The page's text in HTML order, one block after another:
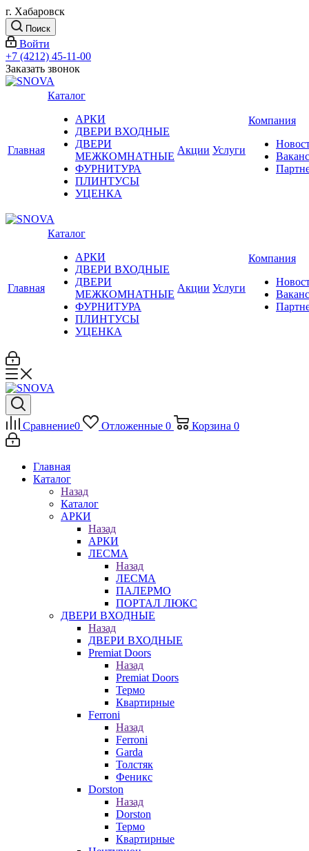
г. Хабаровск
Поиск
Войти
+7 (4212) 45-11-00
Заказать звонок
Главная
Каталог
АРКИ
ДВЕРИ ВХОДНЫЕ
ДВЕРИ
МЕЖКОМНАТНЫЕ
ФУРНИТУРА
ПЛИНТУСЫ
УЦЕНКА
Акции Услуги
Компания
Главная
Каталог
АРКИ
ДВЕРИ ВХОДНЫЕ
ДВЕРИ
МЕЖКОМНАТНЫЕ
ФУРНИТУРА
ПЛИНТУСЫ
УЦЕНКА
Акции Услуги
Компания
Сравнение0 Отложенные 0 Корзина 0
Главная
Каталог
Назад
Каталог
АРКИ
Назад
АРКИ
ЛЕСМА
Назад
ЛЕСМА
ПАЛЕРМО
ПОРТАЛ ЛЮКС
ДВЕРИ ВХОДНЫЕ
Назад
ДВЕРИ ВХОДНЫЕ
Premiat Doors
Назад
Premiat Doors
Термо
Квартирные
Ferroni
Назад
Ferroni
Garda
Толстяк
Феникс
Dorston
Назад
Dorston
Термо
Квартирные